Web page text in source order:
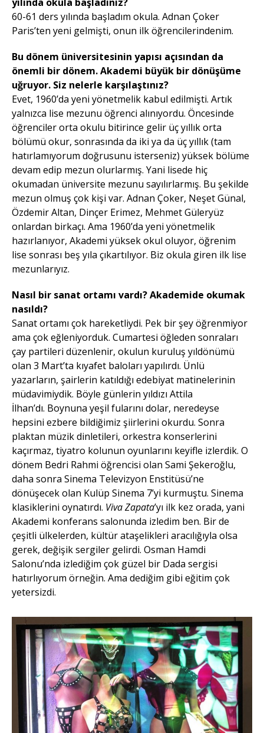
60-61 ders yılında başladım okula. Adnan Çoker
Paris’ten yeni gelmişti, onun ilk öğrencilerindenim.
Bu dönem üniversitesinin yapısı açısından da
önemli bir dönem. Akademi büyük bir dönüşüme
uğruyor. Siz nelerle karşılaştınız?
Evet, 1960’da yeni yönetmelik kabul edilmişti. Artık
yalnızca lise mezunu öğrenci alınıyordu. Öncesinde
öğrenciler orta okulu bitirince gelir üç yıllık orta
bölümü okur, sonrasında da iki ya da üç yıllık (tam
hatırlamıyorum doğrusunu isterseniz) yüksek bölüme
devam edip mezun olurlarmış. Yani lisede hiç
okumadan üniversite mezunu sayılırlarmış. Bu şekilde
mezun olmuş çok kişi var. Adnan Çoker, Neşet Günal,
Özdemir Altan, Dinçer Erimez, Mehmet Güleryüz
onlardan birkaçı. Ama 1960’da yeni yönetmelik
hazırlanıyor, Akademi yüksek okul oluyor, öğrenim
lise sonrası beş yıla çıkartılıyor. Biz okula giren ilk lise
mezunlarıyız.
Nasıl bir sanat ortamı vardı? Akademide okumak
nasıldı?
Sanat ortamı çok hareketliydi. Pek bir şey öğrenmiyor
ama çok eğleniyorduk. Cumartesi öğleden sonraları
çay partileri düzenlenir, okulun kuruluş yıldönümü
olan 3 Mart’ta kıyafet baloları yapılırdı. Ünlü
yazarların, şairlerin katıldığı edebiyat matinelerinin
müdavimiydik. Böyle günlerin yıldızı Attila
İlhan’dı. Boynuna yeşil fularını dolar, neredeyse
hepsini ezbere bildiğimiz şiirlerini okurdu. Sonra
plaktan müzik dinletileri, orkestra konserlerini
kaçırmaz, tiyatro kolunun oyunlarını keyifle izlerdik. O
dönem Bedri Rahmi öğrencisi olan Sami Şekeroğlu,
daha sonra Sinema Televizyon Enstitüsü’ne
dönüşecek olan Kulüp Sinema 7’yi kurmuştu. Sinema
klasiklerini oynatırdı. Viva Zapata’yı ilk kez orada, yani
Akademi konferans salonunda izledim ben. Bir de
çeşitli ülkelerden, kültür ataşelikleri aracılığıyla olsa
gerek, değişik sergiler gelirdi. Osman Hamdi
Salonu’nda izlediğim çok güzel bir Dada sergisi
hatırlıyorum örneğin. Ama dediğim gibi eğitim çok
yetersizdi.